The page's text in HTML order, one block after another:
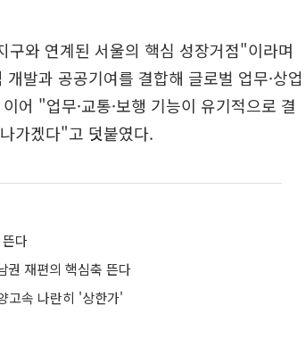
와 연계된 서울의 핵심 성장거점"이라며
발과 공공기여를 결합해 글로벌 업무·상업
어 "업무·교통·보행 기능이 유기적으로 결
가겠다"고 덧붙였다.
다
권 재편의 핵심축 뜬다
고속 나란히 '상한가'